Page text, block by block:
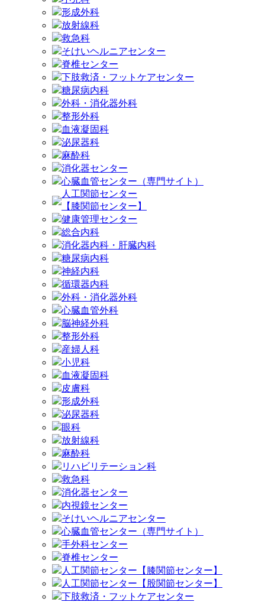
形成外科
放射線科
救急科
そけいヘルニアセンター
脊椎センター
下肢救済・フットケアセンター
糖尿病内科
外科・消化器外科
整形外科
血液凝固科
泌尿器科
麻酔科
消化器センター
心臓血管センター（専門サイト）
人工関節センター
【膝関節センター】
健康管理センター
総合内科
消化器内科・肝臓内科
糖尿病内科
神経内科
循環器内科
外科・消化器外科
心臓血管外科
脳神経外科
整形外科
産婦人科
小児科
血液凝固科
皮膚科
形成外科
泌尿器科
眼科
放射線科
麻酔科
リハビリテーション科
救急科
消化器センター
内視鏡センター
そけいヘルニアセンター
心臓血管センター（専門サイト）
手外科センター
脊椎センター
人工関節センター【膝関節センター】
人工関節センター【股関節センター】
下肢救済・フットケアセンター